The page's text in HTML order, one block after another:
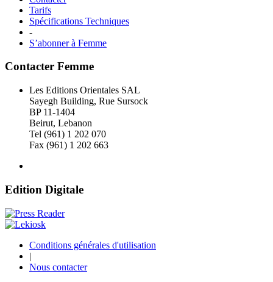
Tarifs
Spécifications Techniques
-
S’abonner à Femme
Contacter Femme
Les Editions Orientales SAL
Sayegh Building, Rue Sursock
BP 11-1404
Beirut, Lebanon
Tel (961) 1 202 070
Fax (961) 1 202 663
Edition Digitale
Conditions générales d'utilisation
|
Nous contacter